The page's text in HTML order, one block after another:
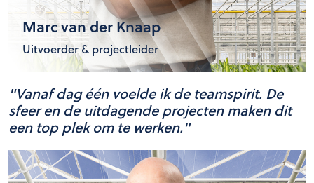
Marc van der Knaap
Uitvoerder & projectleider
"Vanaf dag één voelde ik de teamspirit. De
sfeer en de uitdagende projecten maken dit
een top plek om te werken."